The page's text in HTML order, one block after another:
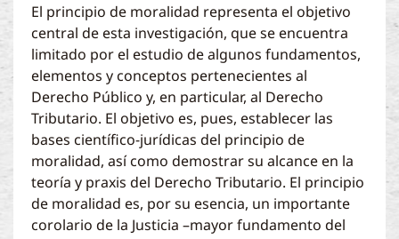
El principio de moralidad representa el objetivo
central de esta investigación, que se encuentra
limitado por el estudio de algunos fundamentos,
elementos y conceptos pertenecientes al
Derecho Público y, en particular, al Derecho
Tributario. El objetivo es, pues, establecer las
bases científico-jurídicas del principio de
moralidad, así como demostrar su alcance en la
teoría y praxis del Derecho Tributario. El principio
de moralidad es, por su esencia, un importante
corolario de la Justicia –mayor fundamento del